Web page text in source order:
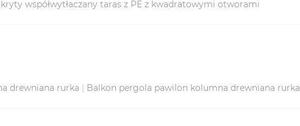
współwytłaczany taras z PE z kwadratowymi otworami
drewniana rurka | Balkon pergola pawilon kolumna drewniana rurka